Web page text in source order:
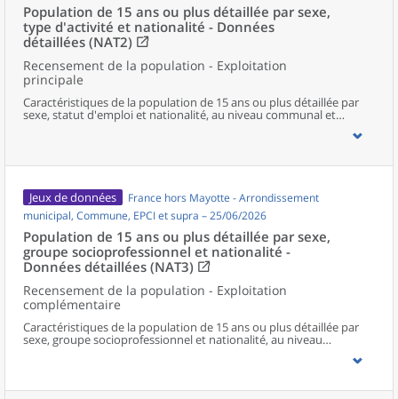
Population de 15 ans ou plus détaillée par sexe,
type d'activité et nationalité - Données
détaillées (NAT2)
Recensement de la population - Exploitation
principale
Caractéristiques de la population de 15 ans ou plus détaillée par
sexe, statut d'emploi et nationalité, au niveau communal et
supracommunal pour la France hors Mayotte.
Jeux de données
France hors Mayotte - Arrondissement
municipal, Commune, EPCI et supra – 25/06/2026
Population de 15 ans ou plus détaillée par sexe,
groupe socioprofessionnel et nationalité -
Données détaillées (NAT3)
Recensement de la population - Exploitation
complémentaire
Caractéristiques de la population de 15 ans ou plus détaillée par
sexe, groupe socioprofessionnel et nationalité, au niveau
communal et supracommunal pour la France hors Mayotte.